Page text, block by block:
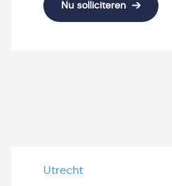
Nu solliciteren
Utrecht